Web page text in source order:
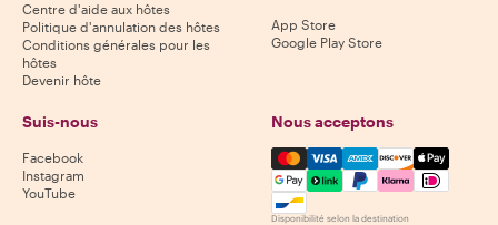
Centre d'aide aux hôtes
Politique d'annulation des hôtes
Conditions générales pour les
hôtes
Devenir hôte
App Store
Google Play Store
Suis-nous
Facebook
Instagram
YouTube
Nous acceptons
Mastercard, Visa, Amex,
Disponibilité selon la destination